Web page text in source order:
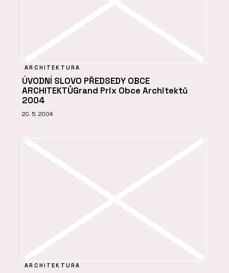
ARCHITEKTURA
ÚVODNÍ SLOVO PŘEDSEDY OBCE
ARCHITEKTŮGrand Prix Obce Architektů
2004
20. 5. 2004
ARCHITEKTURA